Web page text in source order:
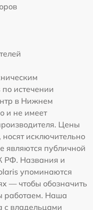
истечении
в Нижнем
и не имеет
Цены
исключительно
являются публичной
РФ. Названия и
упоминаются
— чтобы обозначить
работаем. Наша
с владельцами